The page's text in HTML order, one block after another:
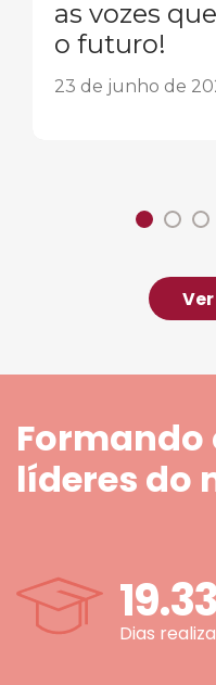
as vozes
o futuro!
23 de junho de
Formando
líderes do
Dias